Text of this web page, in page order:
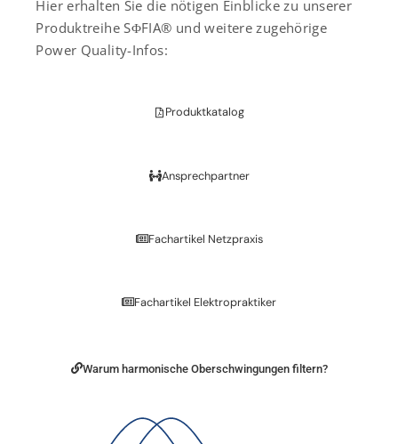
Hier erhalten Sie die nötigen Einblicke zu unserer
Produktreihe SΦFIA® und weitere zugehörige
Power Quality-Infos:
Produktkatalog
Ansprechpartner
Fachartikel Netzpraxis
Fachartikel Elektropraktiker
Warum harmonische Oberschwingungen filtern?